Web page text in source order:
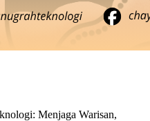
Menjaga Warisan,